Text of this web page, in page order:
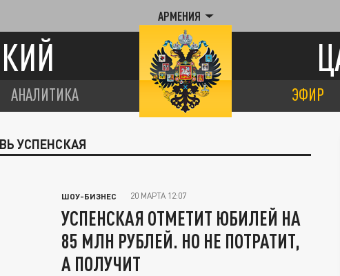
АРМЕНИЯ
АНАЛИТИКА ЭФИР
УСПЕНСКАЯ
ШОУ-БИЗНЕС 20 МАРТА 12:07
УСПЕНСКАЯ ОТМЕТИТ ЮБИЛЕЙ НА
85 МЛН РУБЛЕЙ. НО НЕ ПОТРАТИТ,
А ПОЛУЧИТ